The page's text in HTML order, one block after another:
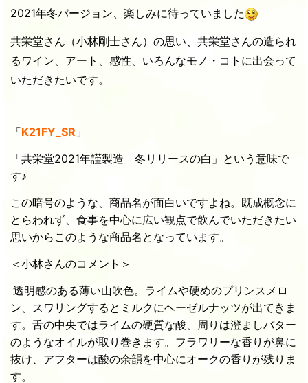
2021年冬バージョン、楽しみに待っていました
共栄堂さん（小林剛士さん）の思い、共栄堂さんの造られ
るワイン、アート、感性、いろんなモノ・コトに出会って
いただきたいです。
「K21FY_SR 」
「共栄堂2021年謹製造 冬リリースの白」という意味で
す♪
この暗号のような、商品名が面白いですよね。既成概念に
とらわれず、食事を中心に広い観点で飲んでいただきたい
思いからこのような商品名となっています。
＜小林さんのコメント＞
透明感のある薄い山吹色。ライムや硬めのプリンスメロ
ン、スワリングするとミルクにヘーゼルナッツが出てきま
す。舌の中央ではライムの硬質な酸、周りは澄ましバター
のようなオイルが取り巻きます。フラワリーな香りが鼻に
抜け、アフターは酸の余韻を中心にオークの香りが残りま
す。